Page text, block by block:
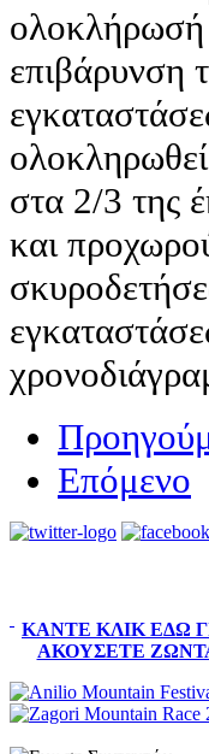
ολοκλήρωσή
επιβάρυνση
στα 2/3 της
και
Επόμενο
ΚΆΝΤΕ ΚΛΙΚ ΕΔΏ
ΑΚΟΎΣΕΤΕ